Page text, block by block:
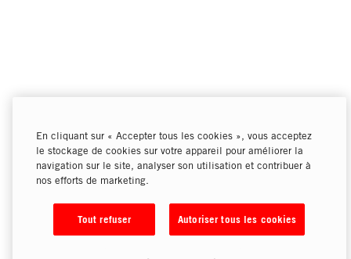
En cliquant sur « Accepter tous les cookies », vous acceptez
le stockage de cookies sur votre appareil pour améliorer la
navigation sur le site, analyser son utilisation et contribuer à
nos efforts de marketing.
Tout refuser Autoriser tous les cookies